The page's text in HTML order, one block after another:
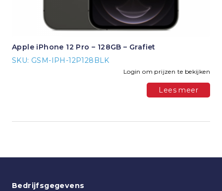
Apple iPhone 12 Pro – 128GB – Grafiet
SKU: GSM-IPH-12P128BLK
Login om prijzen te bekijken
Lees meer
Bedrijfsgegevens